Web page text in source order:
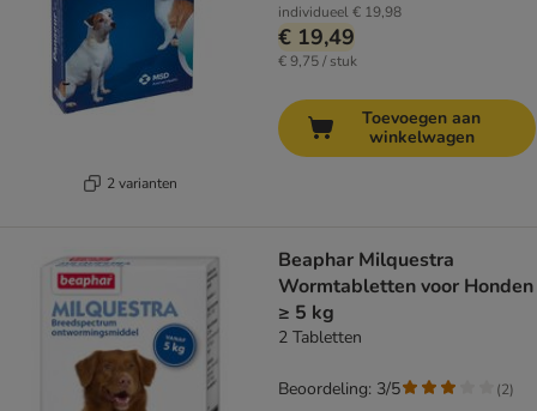
2 varianten
individueel€ 19,98
€ 19,49
€ 9,75 / stuk
Toevoegen aan
winkelwagen
Beaphar Milquestra
Wormtabletten voor Honden
≥ 5 kg
2 Tabletten
Beoordeling: 3/5 (2)